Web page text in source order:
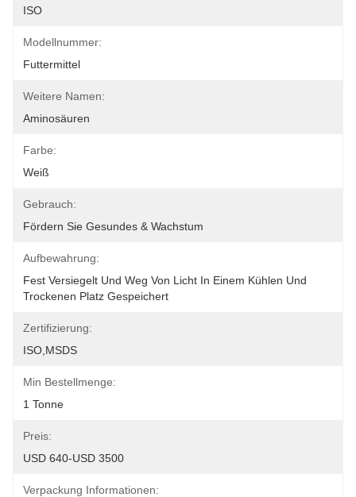
ISO
Modellnummer:
Futtermittel
Weitere Namen:
Aminosäuren
Farbe:
Weiß
Gebrauch:
Fördern Sie Gesundes & Wachstum
Aufbewahrung:
Fest Versiegelt Und Weg Von Licht In Einem Kühlen Und
Trockenen Platz Gespeichert
Zertifizierung:
ISO,MSDS
Min Bestellmenge:
1 Tonne
Preis:
USD 640-USD 3500
Verpackung Informationen: